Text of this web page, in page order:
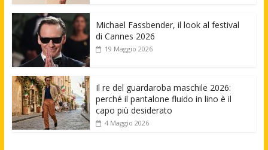
Michael Fassbender, il look al festival
di Cannes 2026
19 Maggio 2026
Il re del guardaroba maschile 2026:
perché il pantalone fluido in lino è il
capo più desiderato
4 Maggio 2026